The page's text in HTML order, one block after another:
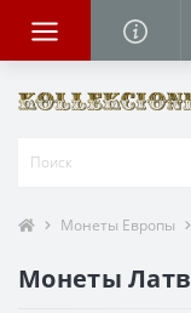
Монеты Европы
Монеты